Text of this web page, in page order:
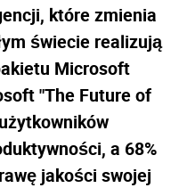
które zmienia
świecie realizują
Microsoft
"The Future of
a 68%
jakości swojej